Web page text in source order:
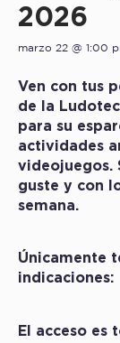
2026
marzo 22 @ 1:00
Ven con tus
de la
para su
actividades
videojuegos.
guste y con
semana.
Únicamente
indicaciones:
El acceso es